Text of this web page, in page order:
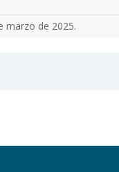
marzo de 2025.